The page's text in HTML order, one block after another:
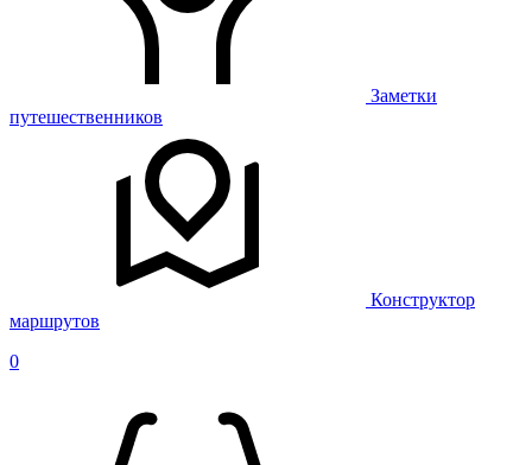
Заметки
путешественников
Конструктор
маршрутов
0